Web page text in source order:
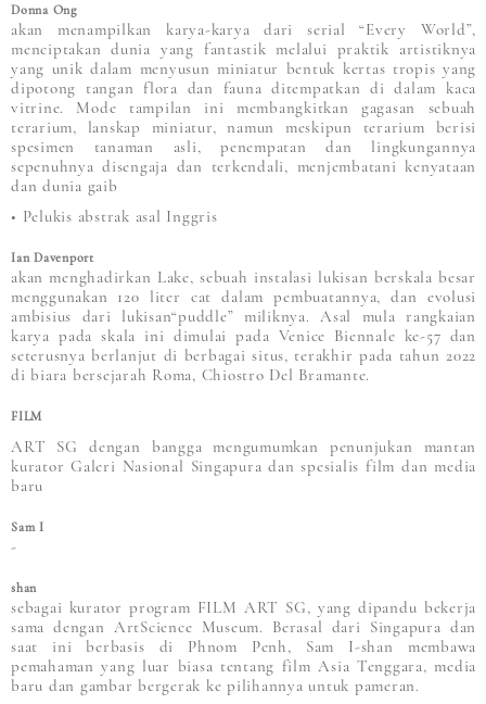
Donna Ong
akan menampilkan karya-karya dari serial “Every World”,
menciptakan dunia yang fantastik melalui praktik artistiknya
yang unik dalam menyusun miniatur bentuk kertas tropis yang
dipotong tangan flora dan fauna ditempatkan di dalam kaca
vitrine. Mode tampilan ini membangkitkan gagasan sebuah
terarium, lanskap miniatur, namun meskipun terarium berisi
spesimen tanaman asli, penempatan dan lingkungannya
sepenuhnya disengaja dan terkendali, menjembatani kenyataan
dan dunia gaib
• Pelukis abstrak asal Inggris
Ian Davenport
akan menghadirkan Lake, sebuah instalasi lukisan berskala besar
menggunakan 120 liter cat dalam pembuatannya, dan evolusi
ambisius dari lukisan“puddle” miliknya. Asal mula rangkaian
karya pada skala ini dimulai pada Venice Biennale ke-57 dan
seterusnya berlanjut di berbagai situs, terakhir pada tahun 2022
di biara bersejarah Roma, Chiostro Del Bramante.
FILM
ART SG dengan bangga mengumumkan penunjukan mantan
kurator Galeri Nasional Singapura dan spesialis film dan media
baru
Sam I
-
shan
sebagai kurator program FILM ART SG, yang dipandu bekerja
sama dengan ArtScience Museum. Berasal dari Singapura dan
saat ini berbasis di Phnom Penh, Sam I-shan membawa
pemahaman yang luar biasa tentang film Asia Tenggara, media
baru dan gambar bergerak ke pilihannya untuk pameran.